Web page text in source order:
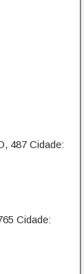
487 Cidade:
Cidade: